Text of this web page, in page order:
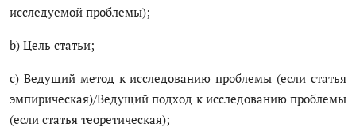
исследуемой проблемы);
b) Цель статьи;
c) Ведущий метод к исследованию проблемы (если статья
эмпирическая)/Ведущий подход к исследованию проблемы
(если статья теоретическая);